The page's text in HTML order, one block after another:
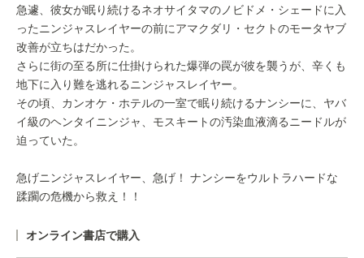
急遽、彼女が眠り続けるネオサイタマのノビドメ・シェードに入
ったニンジャスレイヤーの前にアマクダリ・セクトのモータヤブ
改善が立ちはだかった。
さらに街の至る所に仕掛けられた爆弾の罠が彼を襲うが、辛くも
地下に入り難を逃れるニンジャスレイヤー。
その頃、カンオケ・ホテルの一室で眠り続けるナンシーに、ヤバ
イ級のヘンタイニンジャ、モスキートの汚染血液滴るニードルが
迫っていた。
急げニンジャスレイヤー、急げ！ ナンシーをウルトラハードな
蹂躙の危機から救え！！
オンライン書店で購入